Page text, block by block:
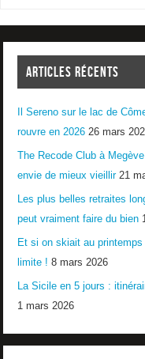
ARTICLES RÉCENTS
Il Sereno sur le lac de
rouvre en 2026 26 mars
The Recode Club à
envie de mieux vieillir 21
Les plus belles retraites
peut vraiment faire du bien
Et si on skiait au
limite ! 8 mars 2026
La Sicile en 5 jours :
1 mars 2026